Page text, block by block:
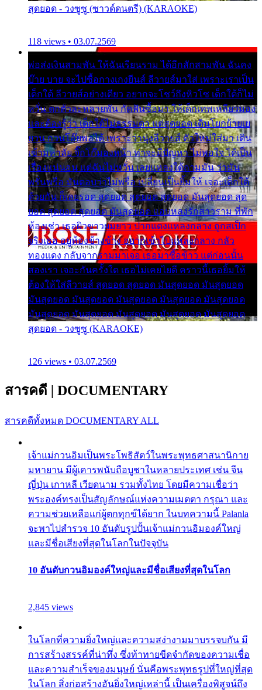
สุดยอด - วงซูซู (ซาวด์ดนตรี) (KARAOKE)
118 views • 03.07.2569
พ่อส่งเงินสามพัน ให้ฉันเรียนราม ได้อีกสักสามพัน ฉันคง
บ๊าย บาย จะไปซื้อกางเกงยีนส์ ลีวายส์มาใส่ เพราะเราเป็น
เด็กใต้ ลีวายส์อย่างเดียว อยากจะโชว์ถึงหิวโซ เด็กใต้ก็ไม่
หวั่น ตกตัวละหลายพัน กัดฟันซื้อมา ให้เด็กเทพเหลียวมอง
และต้องรู้ว่า เด็กใต้ไม่ธรรมดา แต่สุดยอด เดินโยกย้ายเย
ยวน กวนโอ๊ยพอได้ เพราะว่านุ่งลีวายส์ ตัวใหม่ใส่มา เดิน
เข้ามหาลัย จิ๊กโก๊มองหน้า ท่าจะมีปัญหา ไม่พอใจ ได้เป็น
เรื่องแน่นอน แต่ฉันไม่หวั่น เลยแหลงใต้ถามมัน ว่ามัน
พรั่นพรือ มันตอบว่าไม่พรื่อ เปลี่ยนเป็นยิ้มให้ เจอะเด็กใต้
ด้วยกัน ก็เลยรอด สุดยอด สุดยอด สุดยอด มันสุดยอด สุด
ยอด สุดยอด สุดยอด มันสุดยอด แอบหลงรักสาวราม ที่พัก
ห้องเช่า เธอผิวขาวผมยาว ปากแดงแหลงกลาง ถูกสเป็ก
จริงเธอ อยู่ห้องข้างข้าง อยากเข้าไปแหลงกลาง กลัว
ทองแดง กลับจากรามมาเจอ เธอมาซื้อข้าว แต่ก่อนนั้น
สองเรา เจอะกันครั้งใด เธอไม่เคยไยดี คราวนี้เธอยิ้มให้
ต้องให้ใส่ลีวายส์ สุดยอด สุดยอด มันสุดยอด มันสุดยอด
มันสุดยอด มันสุดยอด มันสุดยอด มันสุดยอด มันสุดยอด
มันสุดยอด มันสุดยอด มันสุดยอด มันสุดยอด มันสุดยอด
สุดยอด - วงซูซู (KARAOKE)
126 views • 03.07.2569
สารคดี | DOCUMENTARY
สารคดีทั้งหมด DOCUMENTARY ALL
เจ้าแม่กวนอิมเป็นพระโพธิสัตว์ในพระพุทธศาสนานิกาย
มหายาน มีผู้เคารพนับถือบูชาในหลายประเทศ เช่น จีน
ญี่ปุ่น เกาหลี เวียดนาม รวมทั้งไทย โดยมีความเชื่อว่า
พระองค์ทรงเป็นสัญลักษณ์แห่งความเมตตา กรุณา และ
ความช่วยเหลือแก่ผู้ตกทุกข์ได้ยาก ในบทความนี้ Palanla
จะพาไปสำรวจ 10 อันดับรูปปั้นเจ้าแม่กวนอิมองค์ใหญ่
และมีชื่อเสียงที่สุดในโลกในปัจจุบัน
10 อันดับกวนอิมองค์ใหญ่และมีชื่อเสียงที่สุดในโลก
2,845 views
ในโลกที่ความยิ่งใหญ่และความสง่างามมาบรรจบกัน มี
การสร้างสรรค์ที่น่าทึ่ง ซึ่งท้าทายขีดจำกัดของความเชื่อ
และความสำเร็จของมนุษย์ นั่นคือพระพุทธรูปที่ใหญ่ที่สุด
ในโลก สิ่งก่อสร้างอันยิ่งใหญ่เหล่านี้ เป็นเครื่องพิสูจน์ถึง